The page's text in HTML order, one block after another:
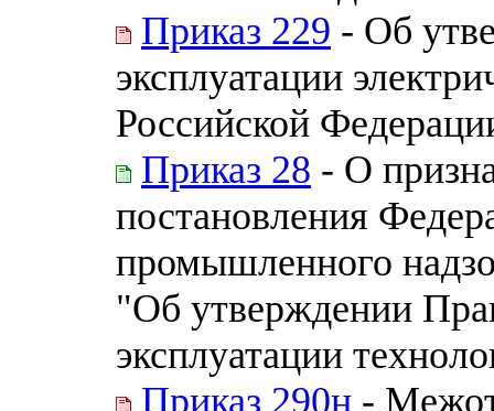
Приказ 229 - Об
эксплуатации
Российской
Приказ 28 - О
постановления
промышленного
"Об утверждении
эксплуатации
Приказ 290н -